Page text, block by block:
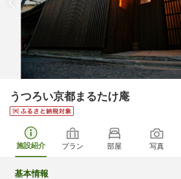
うつろい京都まるたけ庵
施設紹介 プラン 部屋 写真
基本情報